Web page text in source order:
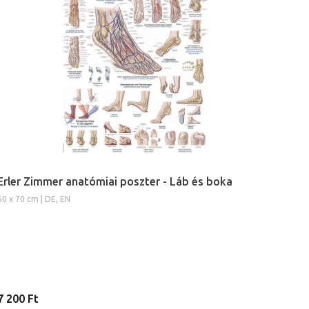
Zimmer anatómiai poszter - Láb és boka
x 70 cm | DE, EN
200 Ft